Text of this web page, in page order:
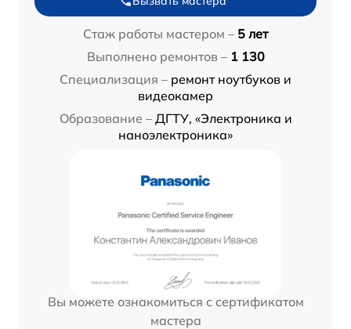
Стаж работы мастером – 5 лет
Выполнено ремонтов – 1 130
Специализация – ремонт ноутбуков и
видеокамер
Образование – ДГТУ, «Электроника и
наноэлектроника»
Вы можете ознакомиться с сертификатом
мастера